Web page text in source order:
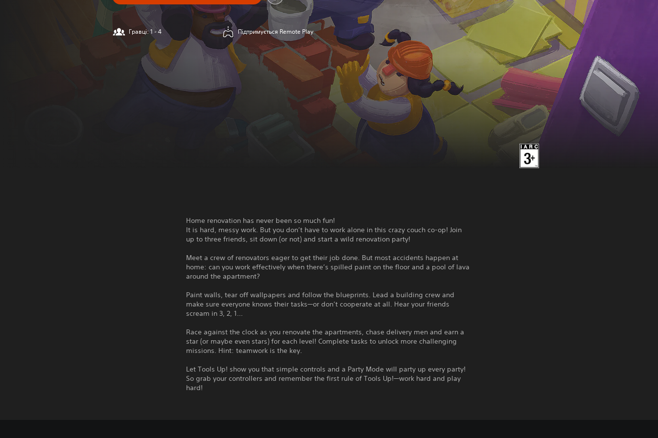
Гравці: 1 - 4 Підтримується Remote Play
Home renovation has never been so much fun!
It is hard, messy work. But you don’t have to work alone in this crazy couch co-op! Join
up to three friends, sit down (or not) and start a wild renovation party!
Meet a crew of renovators eager to get their job done. But most accidents happen at
home: can you work effectively when there’s spilled paint on the floor and a pool of lava
around the apartment?
Paint walls, tear off wallpapers and follow the blueprints. Lead a building crew and
make sure everyone knows their tasks—or don’t cooperate at all. Hear your friends
scream in 3, 2, 1...
Race against the clock as you renovate the apartments, chase delivery men and earn a
star (or maybe even stars) for each level! Complete tasks to unlock more challenging
missions. Hint: teamwork is the key.
Let Tools Up! show you that simple controls and a Party Mode will party up every party!
So grab your controllers and remember the first rule of Tools Up!—work hard and play
hard!